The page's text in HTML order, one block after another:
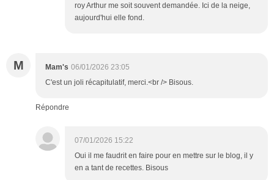
roy Arthur me soit souvent demandée. Ici de la neige,
aujourd'hui elle fond.
M Mam's 06/01/2026 23:05
C'est un joli récapitulatif, merci.<br /> Bisous.
Répondre
07/01/2026 15:22
Oui il me faudrit en faire pour en mettre sur le blog, il y
en a tant de recettes. Bisous